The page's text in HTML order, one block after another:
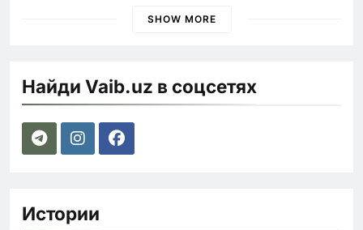
SHOW MORE
Найди Vaib.uz в соцсетях
Истории